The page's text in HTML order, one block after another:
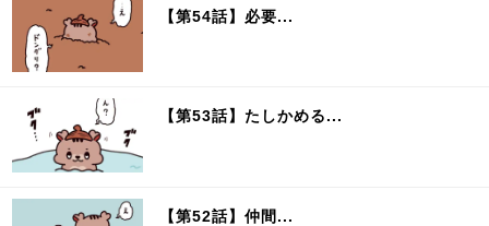
【第54話】必要...
【第53話】たしかめる...
【第52話】仲間...